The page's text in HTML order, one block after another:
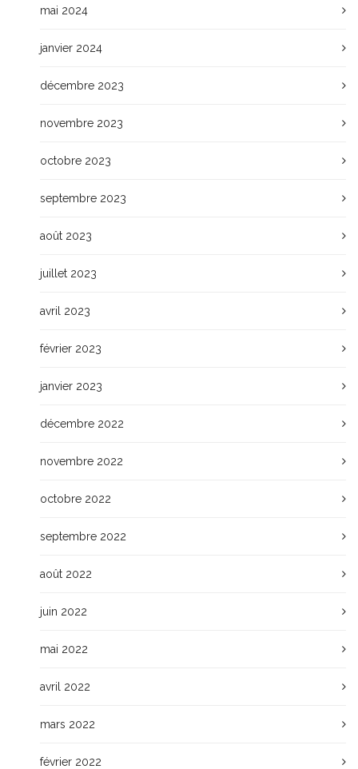
mai 2024
janvier 2024
décembre 2023
novembre 2023
octobre 2023
septembre 2023
août 2023
juillet 2023
avril 2023
février 2023
janvier 2023
décembre 2022
novembre 2022
octobre 2022
septembre 2022
août 2022
juin 2022
mai 2022
avril 2022
mars 2022
février 2022